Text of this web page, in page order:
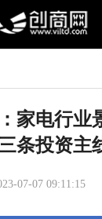
家电行业
条投资主
07-07 09:11:15